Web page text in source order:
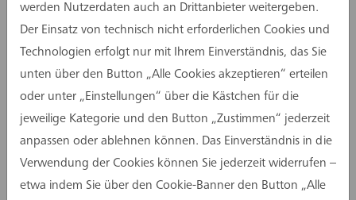
verschiedenen Faktoren ab: Komplexität des
Projekts, Projektroutine der Beteiligten,
bestehende Risiken, Zieldefinition und aktueller
Projektstand. Die Konzentration auf die
wichtigsten Gewerke mit der höchsten
Fehleranfälligkeit und den gravierendsten
Auswirkungen ist in diesem Zusammenhang die
Herausforderung. Hier geht es schließlich um
relevante Einschätzungen mit fachlicher Tiefe und
werden Nutzerdaten auch an Drittanbieter weitergeben.
Der Einsatz von technisch nicht erforderlichen Cookies und
Technologien erfolgt nur mit Ihrem Einverständnis, das Sie
unten über den Button „Alle Cookies akzeptieren“ erteilen
oder unter „Einstellungen“ über die Kästchen für die
jeweilige Kategorie und den Button „Zustimmen“ jederzeit
anpassen oder ablehnen können. Das Einverständnis in die
Verwendung der Cookies können Sie jederzeit widerrufen –
etwa indem Sie über den Cookie-Banner den Button „Alle